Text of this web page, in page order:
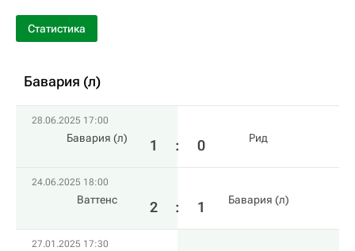
Статистика
Бавария (л)
28.06.2025 17:00
Бавария (л) 1 : 0 Рид
24.06.2025 18:00
Ваттенс 2 : 1 Бавария (л)
27.01.2025 17:30